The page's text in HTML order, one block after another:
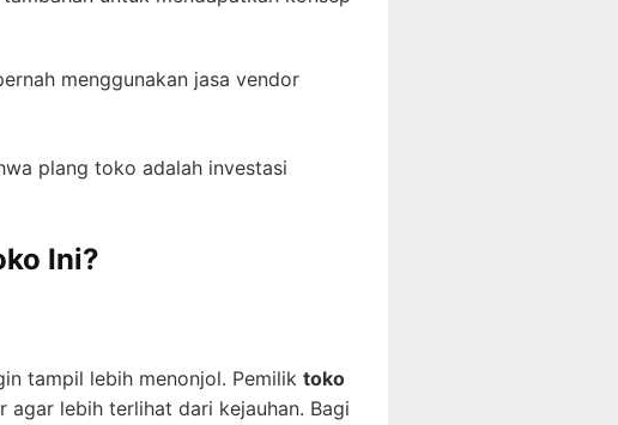
menggunakan jasa vendor
plang toko adalah investasi
Ini?
tampil lebih menonjol. Pemilik toko
agar lebih terlihat dari kejauhan. Bagi